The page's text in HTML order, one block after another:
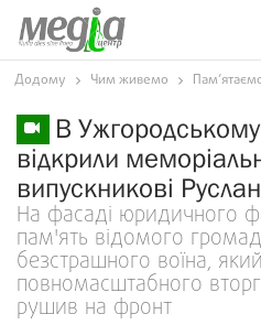
Додому Чим живемо
В Ужгородському
відкрили
випускникові
На фасаді юридичного
пам'ять відомого
безстрашного воїна,
повномасштабного
рушив на фронт